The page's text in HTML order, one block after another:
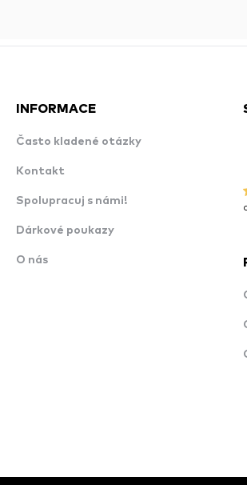
INFORMACE
Často kladené otázky
Kontakt
Spolupracuj s námi!
Dárkové poukazy
O nás